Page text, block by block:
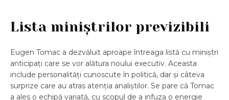
Lista miniștrilor previzibili
Eugen Tomac a dezvăluit aproape întreaga listă cu miniștri
anticipați care se vor alătura noului executiv. Aceasta
include personalități cunoscute în politică, dar și câteva
surprize care au atras atenția analiștilor. Se pare că Tomac
a ales o echipă variată, cu scopul de a infuza o energie